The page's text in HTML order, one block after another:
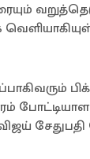
சேதுபதி